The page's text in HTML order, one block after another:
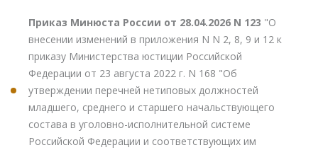
Приказ Минюста России от 28.04.2026 N 123 "О
внесении изменений в приложения N N 2, 8, 9 и 12 к
приказу Министерства юстиции Российской
Федерации от 23 августа 2022 г. N 168 "Об
утверждении перечней нетиповых должностей
младшего, среднего и старшего начальствующего
состава в уголовно-исполнительной системе
Российской Федерации и соответствующих им